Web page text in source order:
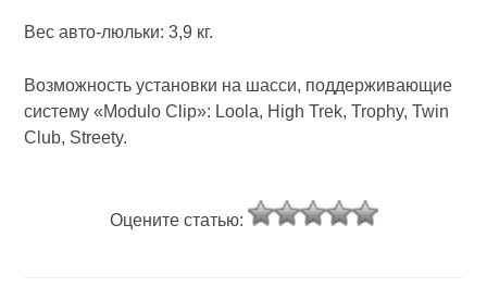
Вес авто-люльки: 3,9 кг.
Возможность установки на шасси, поддерживающие
систему «Modulo Clip»: Loola, High Trek, Trophy, Twin
Club, Streety.
Оцените статью: